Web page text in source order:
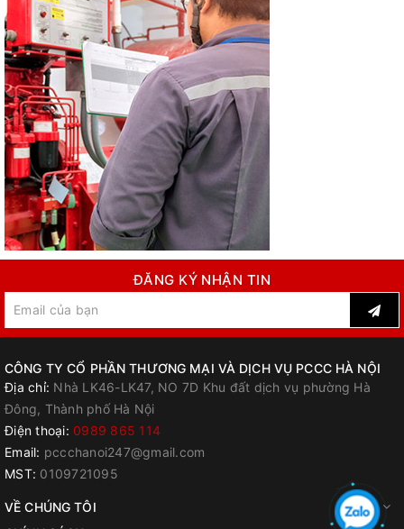
ĐĂNG KÝ NHẬN TIN
CÔNG TY CỔ PHẦN THƯƠNG MẠI VÀ DỊCH VỤ PCCC HÀ NỘI
Địa chỉ: Nhà LK46-LK47, NO 7D Khu đất dịch vụ phường Hà
Đông, Thành phố Hà Nội
Điện thoại: 0989 865 114
Email: pccchanoi247@gmail.com
MST: 0109721095
VỀ CHÚNG TÔI